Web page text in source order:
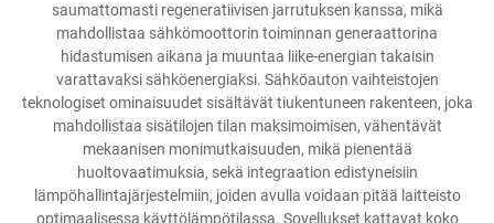
saumattomasti regeneratiivisen jarrutuksen kanssa, mikä
mahdollistaa sähkömoottorin toiminnan generaattorina
hidastumisen aikana ja muuntaa liike-energian takaisin
varattavaksi sähköenergiaksi. Sähköauton vaihteistojen
teknologiset ominaisuudet sisältävät tiukentuneen rakenteen, joka
mahdollistaa sisätilojen tilan maksimoimisen, vähentävät
mekaanisen monimutkaisuuden, mikä pienentää
huoltovaatimuksia, sekä integraation edistyneisiin
lämpöhallintajärjestelmiin, joiden avulla voidaan pitää laitteisto
optimaalisessa käyttölämpötilassa. Sovellukset kattavat koko